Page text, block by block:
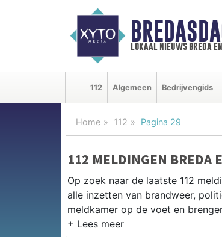
lokaal nieuws breda
112 Algemeen Bedrijvengids
Home 112 Pagina 29
112 MELDINGEN BREDA
Op zoek naar de laatste 112
alle inzetten van brandweer,
meldkamer op de voet en